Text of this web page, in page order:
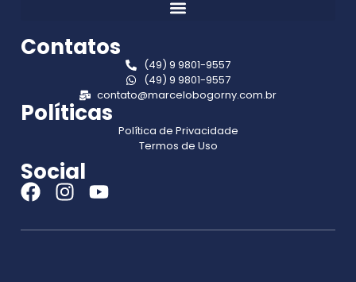
Contatos
(49) 9 9801-9557
(49) 9 9801-9557
contato@marcelobogorny.com.br
Políticas
Política de Privacidade
Termos de Uso
Social